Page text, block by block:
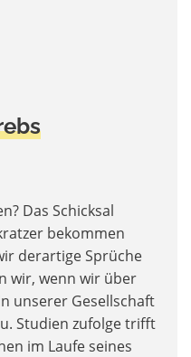
Das Schicksal
bekommen
derartige Sprüche
wir, wenn wir über
unserer Gesellschaft
Studien zufolge trifft
im Laufe seines